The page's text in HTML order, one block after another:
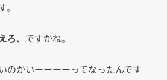
、 ですかね。
のかいーーーーってなったんです